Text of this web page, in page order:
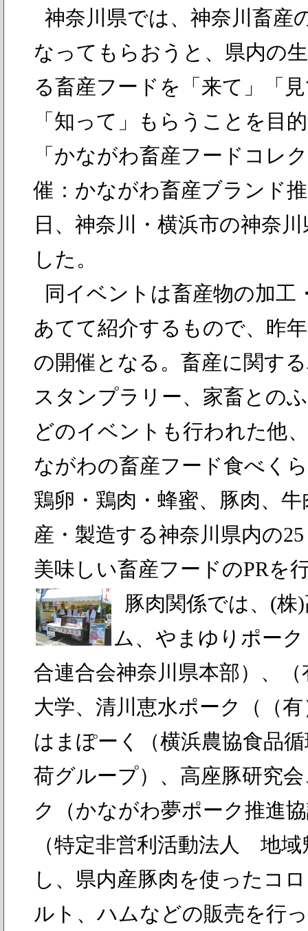
神奈川県では、神奈川畜産
なってもらおうと、県内の
る畜産フードを「来て」「
「知って」もらうことを目
「かながわ畜産フードコレ
催：かながわ畜産ブランド
日、神奈川・横浜市の神奈
した。
同イベントは畜産物の加工
あてて紹介するもので、昨
の開催となる。畜産に関す
スタンプラリー、家畜との
どのイベントも行われた他
ながわの畜産フード食べく
鶏卵・鶏肉・蜂蜜、豚肉、
産・製造する神奈川県内の
美味しい畜産フードのPRを
豚肉関係では、(株
ム、やまゆりポー
合連合会神奈川県本部）、
大学、清川恵水ポーク（（
はまぽーく（横浜農協食品
荷グループ）、高座豚研究
ク（かながわ夢ポーク推進
（特定非営利活動法人 地
し、県内産豚肉を使ったコ
ルト、ハムなどの販売を行